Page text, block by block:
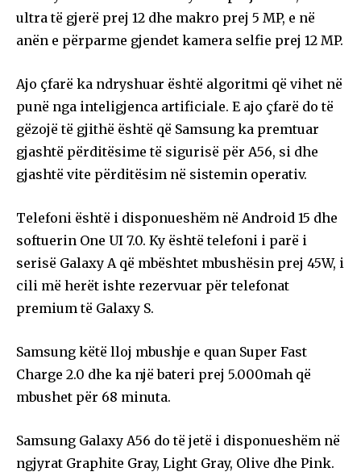
ultra të gjerë prej 12 dhe makro prej 5 MP, e në
anën e përparme gjendet kamera selfie prej 12 MP.
Ajo çfarë ka ndryshuar është algoritmi që vihet në
punë nga inteligjenca artificiale. E ajo çfarë do të
gëzojë të gjithë është që Samsung ka premtuar
gjashtë përditësime të sigurisë për A56, si dhe
gjashtë vite përditësim në sistemin operativ.
Telefoni është i disponueshëm në Android 15 dhe
softuerin One UI 7.0. Ky është telefoni i parë i
serisë Galaxy A që mbështet mbushësin prej 45W, i
cili më herët ishte rezervuar për telefonat
premium të Galaxy S.
Samsung këtë lloj mbushje e quan Super Fast
Charge 2.0 dhe ka një bateri prej 5.000mah që
mbushet për 68 minuta.
Samsung Galaxy A56 do të jetë i disponueshëm në
ngjyrat Graphite Gray, Light Gray, Olive dhe Pink.